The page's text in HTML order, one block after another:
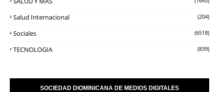
Salud Internacional (204)
Sociales (6518)
TECNOLOGIA (839)
SOCIEDAD DIOMINICANA DE MEDIOS DIGITALES